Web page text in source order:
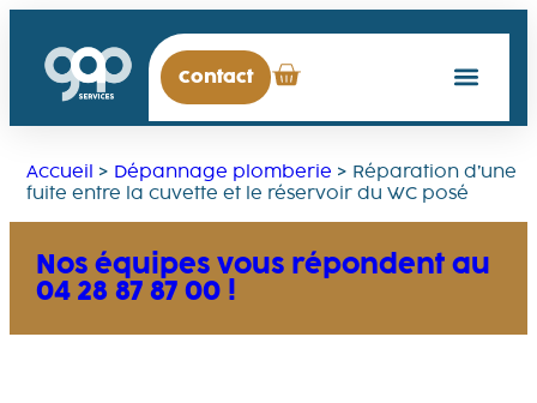
Contact
Accueil > Dépannage plomberie > Réparation d’une
fuite entre la cuvette et le réservoir du WC posé
Nos équipes vous répondent au
04 28 87 87 00 !